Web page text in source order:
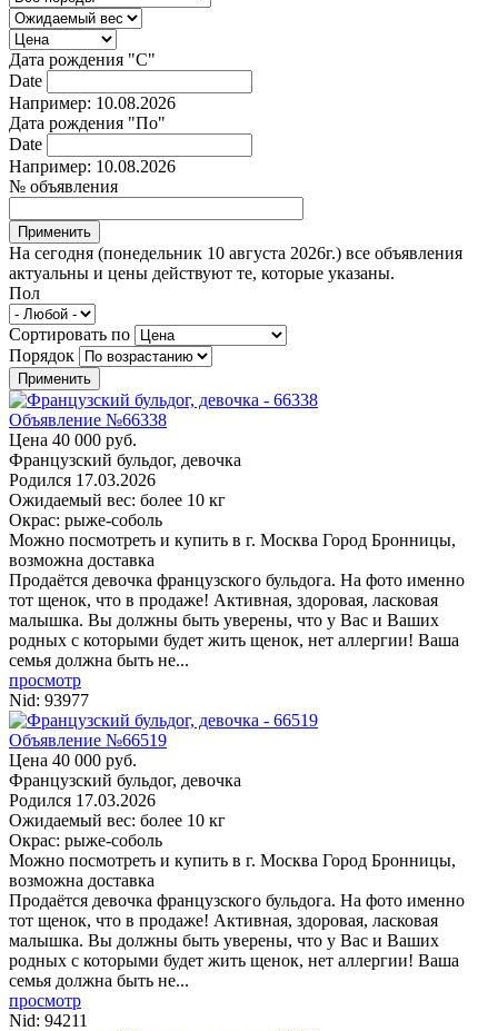
Дата рождения "С"
Date
Например: 10.08.2026
Дата рождения "По"
Date
Например: 10.08.2026
№ объявления
На сегодня (понедельник 10 августа 2026г.) все объявления
актуальны и цены действуют те, которые указаны.
Пол
Сортировать по
Порядок
Объявление №66338
Цена 40 000 руб.
Французский бульдог, девочка
Родился 17.03.2026
Ожидаемый вес: более 10 кг
Окрас: рыже-соболь
Можно посмотреть и купить в г. Москва Город Бронницы,
возможна доставка
Продаётся девочка французского бульдога. На фото именно
тот щенок, что в продаже! Активная, здоровая, ласковая
малышка. Вы должны быть уверены, что у Вас и Ваших
родных с которыми будет жить щенок, нет аллергии! Ваша
семья должна быть не...
просмотр
Nid: 93977
Объявление №66519
Цена 40 000 руб.
Французский бульдог, девочка
Родился 17.03.2026
Ожидаемый вес: более 10 кг
Окрас: рыже-соболь
Можно посмотреть и купить в г. Москва Город Бронницы,
возможна доставка
Продаётся девочка французского бульдога. На фото именно
тот щенок, что в продаже! Активная, здоровая, ласковая
малышка. Вы должны быть уверены, что у Вас и Ваших
родных с которыми будет жить щенок, нет аллергии! Ваша
семья должна быть не...
просмотр
Nid: 94211